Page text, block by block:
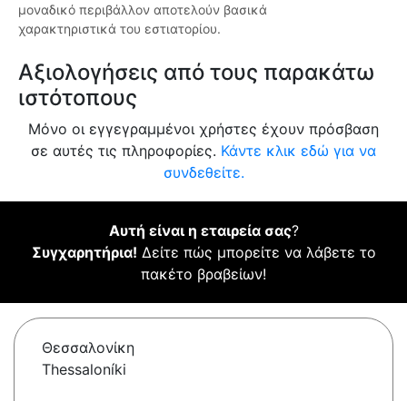
μοναδικό περιβάλλον αποτελούν βασικά
χαρακτηριστικά του εστιατορίου.
Αξιολογήσεις από τους παρακάτω
ιστότοπους
Μόνο οι εγγεγραμμένοι χρήστες έχουν πρόσβαση
σε αυτές τις πληροφορίες. Κάντε κλικ εδώ για να
συνδεθείτε.
Αυτή είναι η εταιρεία σας?
Συγχαρητήρια! Δείτε πώς μπορείτε να λάβετε το
πακέτο βραβείων!
Θεσσαλονίκη
Thessaloníki